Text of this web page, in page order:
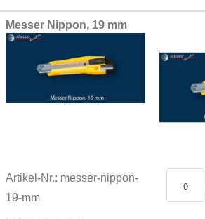
Messer Nippon, 19 mm
Artikel-Nr.: messer-nippon-
19-mm